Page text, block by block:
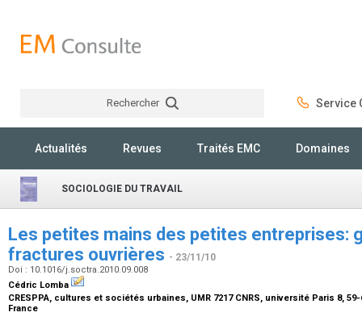
Rechercher Service
Actualités Revues Traités EMC Domaines
SOCIOLOGIE DU TRAVAIL
Les petites mains des petites entreprises:
fractures ouvrières - 23/11/10
Doi : 10.1016/j.soctra.2010.09.008
Cédric Lomba
CRESPPA, cultures et sociétés urbaines, UMR 7217 CNRS, université Paris 8,
France